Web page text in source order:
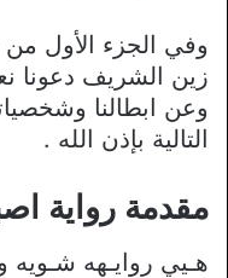
وفي الجزء الأول
زين الشريف دعونا
وعن ابطالنا
التالية بإذن الله .
مقدمة رواية
هـيي روايـهه